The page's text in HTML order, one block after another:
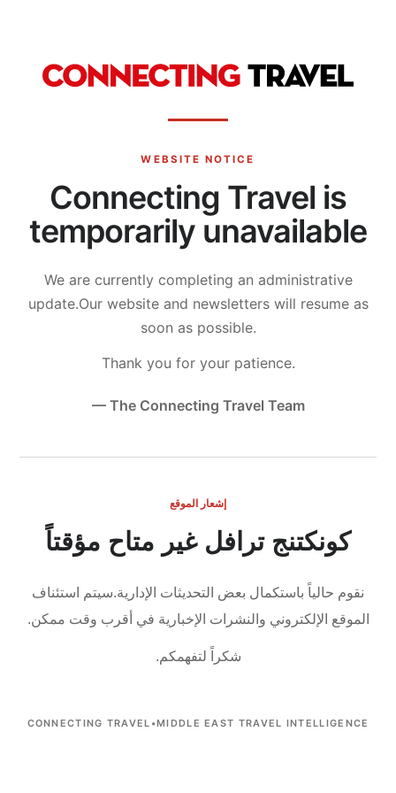
WEBSITE NOTICE
Connecting Travel is
temporarily unavailable
We are currently completing an administrative
update.Our website and newsletters will resume as
soon as possible.
Thank you for your patience.
— The Connecting Travel Team
إشعار الموقع
كونكتنج ترافل غير متاح مؤقتاً
نقوم حالياً باستكمال بعض التحديثات الإدارية.سيتم استئناف
الموقع الإلكتروني والنشرات الإخبارية في أقرب وقت ممكن.
شكراً لتفهمكم.
CONNECTING TRAVEL •MIDDLE EAST TRAVEL INTELLIGENCE